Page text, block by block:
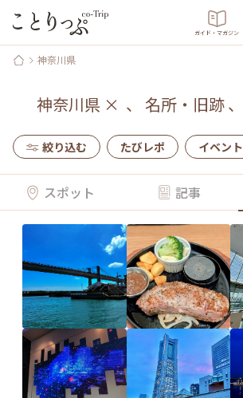
ガイド・マガジン
神奈川県
神奈川県 × 、 名所・旧跡、
絞り込む たびレポ イベント
スポット 記事